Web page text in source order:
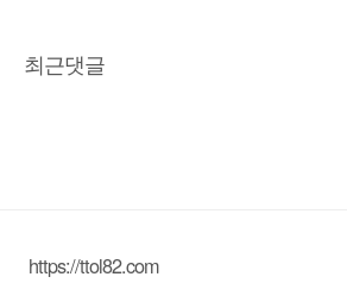
최근댓글
https://ttol82.com